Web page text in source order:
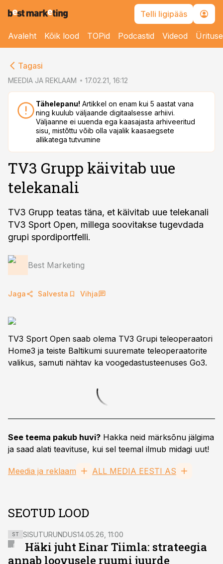
Telli ligipääs
Avaleht Kõik lood TOPid Podcastid Videod
Tagasi
MEEDIA JA REKLAAM 17.02.21, 16:12
Tähelepanu! Artikkel on enam kui 5 aastat vana
ning kuulub väljaande digitaalsesse arhiivi.
Väljaanne ei uuenda ega kaasajasta arhiveeritud
sisu, mistõttu võib olla vajalik kaasaegsete
allikatega tutvumine
TV3 Grupp käivitab uue
telekanali
TV3 Grupp teatas täna, et käivitab uue telekanali
TV3 Sport Open, millega soovitakse tugevdada
grupi spordiportfelli.
Best Marketing
Jaga Salvesta Vihja
TV3 Sport Open saab olema TV3 Grupi teleoperaatori
Home3 ja teiste Baltikumi suuremate teleoperaatorite
valikus, samuti nähtav ka voogedastusteenuses Go3.
See teema pakub huvi? Hakka neid märksõnu jälgima
ja saad alati teavituse, kui sel teemal ilmub midagi uut!
Meedia ja reklaam ALL MEDIA EESTI AS
SEOTUD LOOD
ST SISUTURUNDUS14.05.26, 11:00
Häki juht Einar Tiimla: strateegia
annab loovusele ruumi juurde